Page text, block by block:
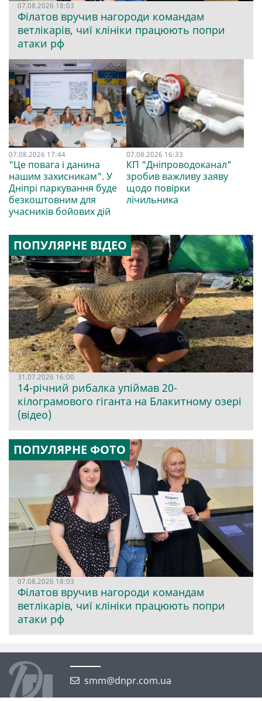
07.08.2026 18:03
Філатов вручив нагороди командам
ветлікарів, чиї клініки працюють попри
атаки рф
07.08.2026 17:44
"Це повага і данина
нашим захисникам". У
Дніпрі паркування буде
безкоштовним для
учасників бойових дій
07.08.2026 16:33
КП "Дніпроводоканал"
зробив важливу заяву
щодо повірки
лічильника
ПОПУЛЯРНЕ ВІДЕО
31.07.2026 16:00
14-річний рибалка упіймав 20-
кілограмового гіганта на Блакитному озері
(відео)
ПОПУЛЯРНЕ ФОТО
07.08.2026 18:03
Філатов вручив нагороди командам
ветлікарів, чиї клініки працюють попри
атаки рф
smm@dnpr.com.ua